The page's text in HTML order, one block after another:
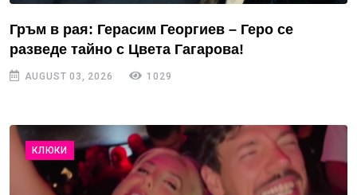
Гръм в рая: Герасим Георгиев – Геро се
разведе тайно с Цвета Гагарова!
AUGUST 03, 2026 1029
КЛЮКИ